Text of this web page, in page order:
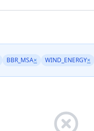
BBR_MSA× WIND_ENERGY×